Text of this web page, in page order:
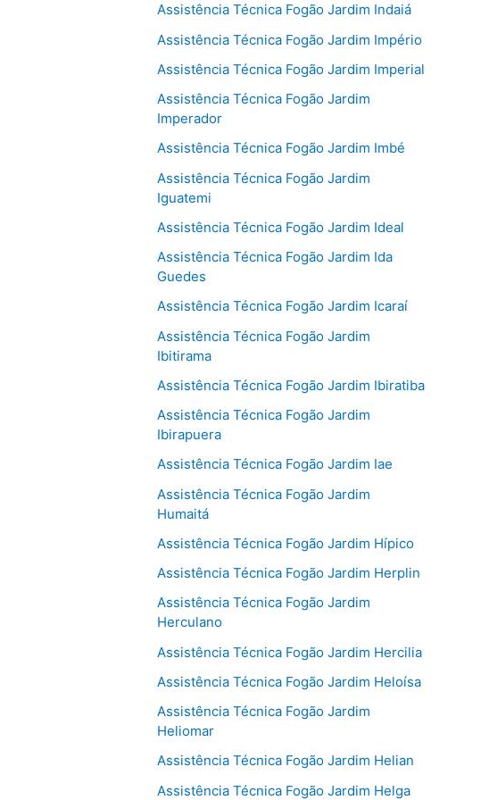
Assistência Técnica Fogão Jardim Indaiá
Assistência Técnica Fogão Jardim Império
Assistência Técnica Fogão Jardim Imperial
Assistência Técnica Fogão Jardim
Imperador
Assistência Técnica Fogão Jardim Imbé
Assistência Técnica Fogão Jardim
Iguatemi
Assistência Técnica Fogão Jardim Ideal
Assistência Técnica Fogão Jardim Ida
Guedes
Assistência Técnica Fogão Jardim Icaraí
Assistência Técnica Fogão Jardim
Ibitirama
Assistência Técnica Fogão Jardim Ibiratiba
Assistência Técnica Fogão Jardim
Ibirapuera
Assistência Técnica Fogão Jardim Iae
Assistência Técnica Fogão Jardim
Humaitá
Assistência Técnica Fogão Jardim Hípico
Assistência Técnica Fogão Jardim Herplin
Assistência Técnica Fogão Jardim
Herculano
Assistência Técnica Fogão Jardim Hercilia
Assistência Técnica Fogão Jardim Heloísa
Assistência Técnica Fogão Jardim
Heliomar
Assistência Técnica Fogão Jardim Helian
Assistência Técnica Fogão Jardim Helga